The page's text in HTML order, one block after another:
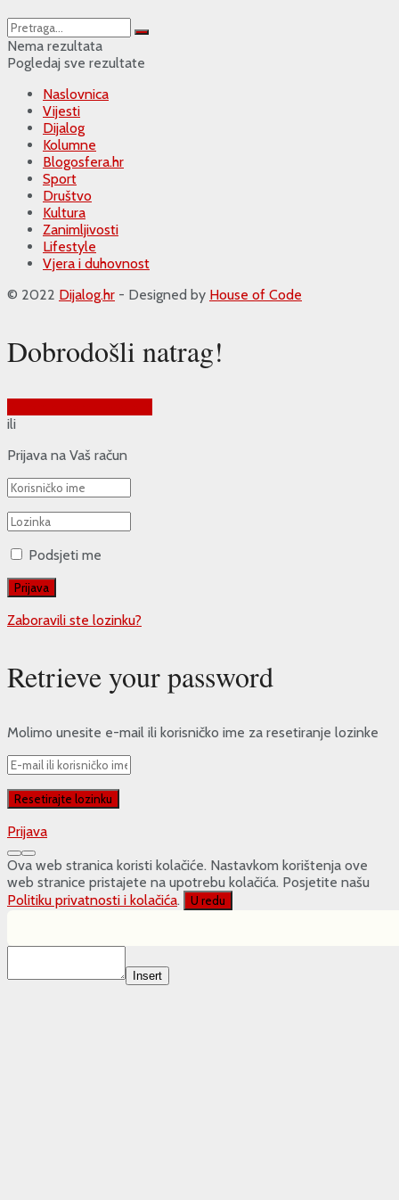
Nema rezultata
Pogledaj sve rezultate
Naslovnica
Vijesti
Dijalog
Kolumne
Blogosfera.hr
Sport
Društvo
Kultura
Zanimljivosti
Lifestyle
Vjera i duhovnost
© 2022 Dijalog.hr - Designed by House of Code
Dobrodošli natrag!
ili
Prijava na Vaš račun
Podsjeti me
Zaboravili ste lozinku?
Retrieve your password
Molimo unesite e-mail ili korisničko ime za resetiranje lozinke
Prijava
Ova web stranica koristi kolačiće. Nastavkom korištenja ove
web stranice pristajete na upotrebu kolačića. Posjetite našu
Politiku privatnosti i kolačića. U redu
Insert